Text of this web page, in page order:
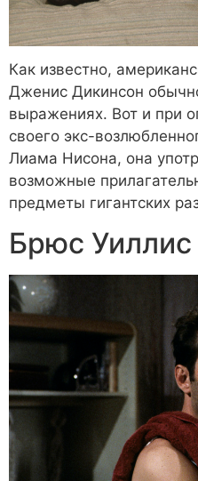
Как известно,
Дженис Дикинсон
выражениях. Вот и при
своего экс-
Лиама Нисона, она
возможные
предметы гигантских
Брюс Уиллис